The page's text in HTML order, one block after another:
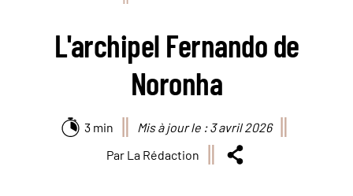
L'archipel Fernando de
Noronha
3 min
Mis à jour le : 3 avril 2026
Par La Rédaction